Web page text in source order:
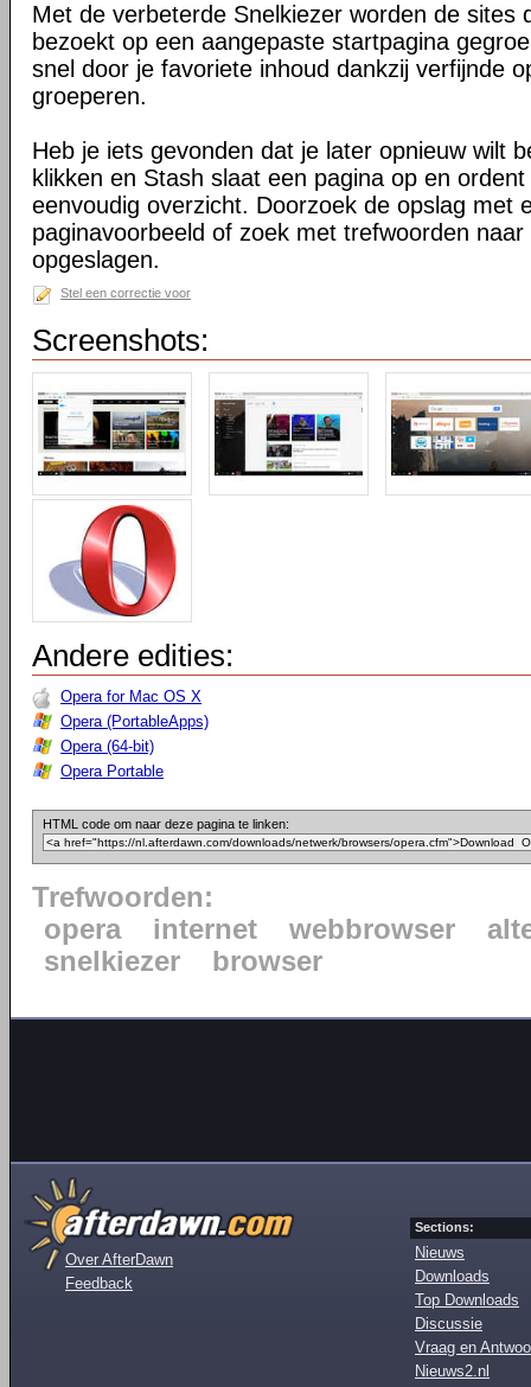
Met de verbeterde Snelkiezer worden de sites
bezoekt op een aangepaste startpagina
snel door je favoriete inhoud dankzij verfijnde
groeperen.
Heb je iets gevonden dat je later opnieuw wilt
klikken en Stash slaat een pagina op en ordent
eenvoudig overzicht. Doorzoek de opslag met
paginavoorbeeld of zoek met trefwoorden
opgeslagen.
Stel een correctie voor
Screenshots:
Andere edities:
Opera for Mac OS X
Opera (PortableApps)
Opera (64-bit)
Opera Portable
HTML code om naar deze pagina te linken:
Trefwoorden:
opera
internet webbrowser
snelkiezer
browser
Over AfterDawn
Feedback
Sections:
Nieuws
Downloads
Top Downloads
Discussie
Vraag en
Nieuws2.nl